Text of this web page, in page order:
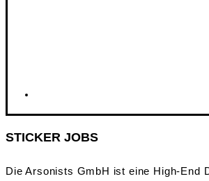
STICKER JOBS
Die Arsonists GmbH ist eine High-End